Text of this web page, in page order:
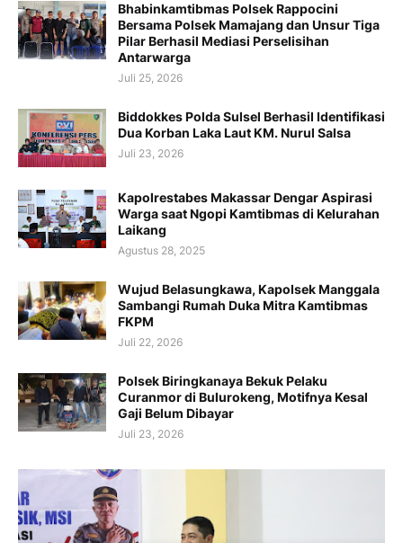
Bhabinkamtibmas Polsek Rappocini
Bersama Polsek Mamajang dan Unsur Tiga
Pilar Berhasil Mediasi Perselisihan
Antarwarga
Juli 25, 2026
Biddokkes Polda Sulsel Berhasil Identifikasi
Dua Korban Laka Laut KM. Nurul Salsa
Juli 23, 2026
Kapolrestabes Makassar Dengar Aspirasi
Warga saat Ngopi Kamtibmas di Kelurahan
Laikang
Agustus 28, 2025
Wujud Belasungkawa, Kapolsek Manggala
Sambangi Rumah Duka Mitra Kamtibmas
FKPM
Juli 22, 2026
Polsek Biringkanaya Bekuk Pelaku
Curanmor di Bulurokeng, Motifnya Kesal
Gaji Belum Dibayar
Juli 23, 2026